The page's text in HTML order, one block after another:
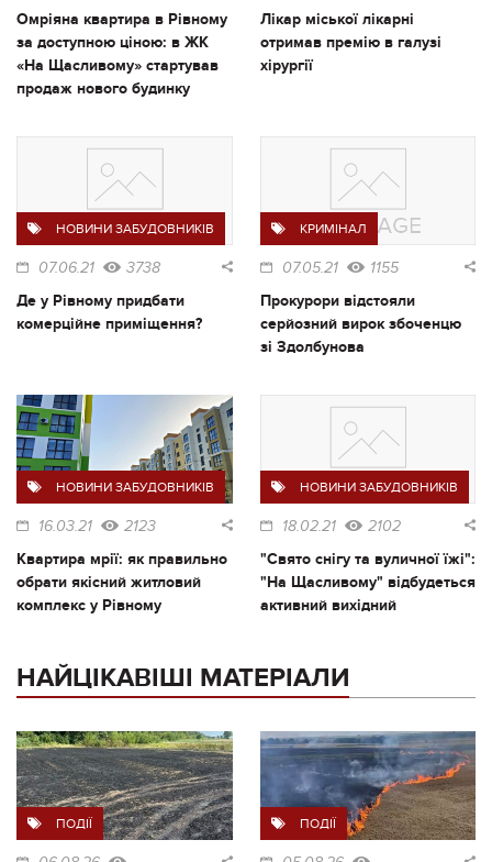
Омріяна квартира в Рівному
за доступною ціною: в ЖК
«На Щасливому» стартував
продаж нового будинку
Лікар міської лікарні
отримав премію в галузі
хірургії
НОВИНИ ЗАБУДОВНИКІВ
07.06.21 3738
Де у Рівному придбати
комерційне приміщення?
КРИМІНАЛ
07.05.21 1155
Прокурори відстояли
серйозний вирок збоченцю
зі Здолбунова
НОВИНИ ЗАБУДОВНИКІВ
16.03.21 2123
Квартира мрії: як правильно
обрати якісний житловий
комплекс у Рівному
НОВИНИ ЗАБУДОВНИКІВ
18.02.21 2102
"Свято снігу та вуличної їжі":
"На Щасливому" відбудеться
активний вихідний
НАЙЦІКАВІШІ МАТЕРІАЛИ
ПОДІЇ ПОДІЇ